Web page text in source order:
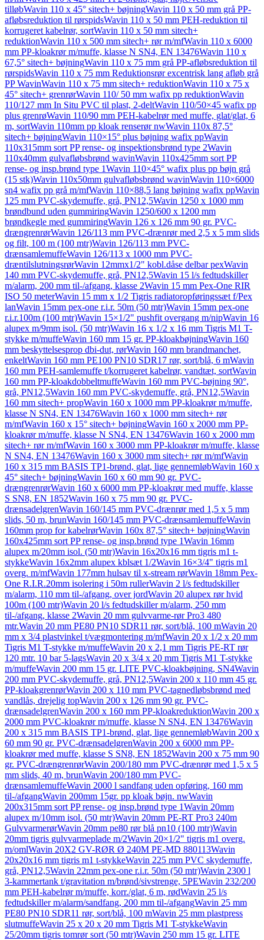
tilløbWavin 110 x 45° sitech+ bøjningWavin 110 x 50 mm grå PP-
afløbsreduktion til rørspidsWavin 110 x 50 mm PEH-reduktion til
korrugeret kabelrør, sortWavin 110 x 50 mm sitech+
reduktionWavin 110 x 500 mm sitech+ rør m/mfWavin 110 x 6000
mm PP-kloakrør m/muffe, klasse N SN4, EN 13476Wavin 110 x
67,5° sitech+ bøjningWavin 110 x 75 mm grå PP-afløbsreduktion til
rørspidsWavin 110 x 75 mm Reduktionsrør excentrisk lang afløb grå
PP WavinWavin 110 x 75 mm sitech+ reduktionWavin 110 x 75 x
45° sitech+ grenrørWavin 110/ 50 mm wafix pp reduktionWavin
110/127 mm In Situ PVC til plast, 2-deltWavin 110/50×45 wafix pp
plus grenrøWavin 110/90 mm PEH-kabelrør med muffe, glat/glat, 6
m, sortWavin 110mm pp kloak renserør nwWavin 110x 87,5°
sitech+ bøjningWavin 110×15° plus bøjning wafix ppWavin
110x315mm sort PP rense- og inspektionsbrønd type 2Wavin
110x40mm gulvafløbsbrønd wavinWavin 110x425mm sort PP
rense- og insp.brønd type 1Wavin 110×45° wafix plus pp bøjn grå
(15 stk)Wavin 110x50mm gulvafløbsbrønd wavinWavin 110×6000
sn4 wafix pp grå m/mfWavin 110×88,5 lang bøjning wafix ppWavin
125 mm PVC-skydemuffe, grå, PN12,5Wavin 1250 x 1000 mm
brøndbund uden gummiringWavin 1250/600 x 1200 mm
brøndkegle med gummiringWavin 126 x 126 mm 90 gr. PVC-
drængrenrørWavin 126/113 mm PVC-drænrør med 2,5 x 5 mm slids
og filt, 100 m (100 mtr)Wavin 126/113 mm PVC-
drænsamlemuffeWavin 126/113 x 1000 mm PVC-
dræntilslutningsrørWavin 12mmx1/2" kobl.dåse delbar pexWavin
140 mm PVC-skydemuffe, grå, PN12,5Wavin 15 l/s fedtudskiller
m/alarm, 200 mm til-/afgang, klasse 2Wavin 15 mm Pex-One RIR
ISO 50 meterWavin 15 mm x 1/2 Tigris radiatoropføringssæt f/Pex
lanWavin 15mm pex-one r.i.r. 50m (50 mtr)Wavin 15mm pex-one
r.i.r.100m (100 mtr)Wavin 15×1/2" pushfit overgang m/nipWavin 16
alupex m/9mm isol. (50 mtr)Wavin 16 x 1/2 x 16 mm Tigris M1 T-
stykke m/muffeWavin 160 mm 15 gr. PP-kloakbøjningWavin 160
mm beskyttelsesprop dbi-dut, rørWavin 160 mm brandmanchet,
enkeltWavin 160 mm PE100 PN10 SDR17 rør, sort/blå, 6 mWavin
160 mm PEH-samlemuffe t/korrugeret kabelrør, vandtæt, sortWavin
160 mm PP-kloakdobbeltmuffeWavin 160 mm PVC-bøjning 90°,
grå, PN12,5Wavin 160 mm PVC-skydemuffe, grå, PN12,5Wavin
160 mm sitech+ propWavin 160 x 1000 mm PP-kloakrør m/muffe,
klasse N SN4, EN 13476Wavin 160 x 1000 mm sitech+ rør
m/mfWavin 160 x 15° sitech+ bøjningWavin 160 x 2000 mm PP-
kloakrør m/muffe, klasse N SN4, EN 13476Wavin 160 x 2000 mm
sitech+ rør m/mfWavin 160 x 3000 mm PP-kloakrør m/muffe, klasse
N SN4, EN 13476Wavin 160 x 3000 mm sitech+ rør m/mfWavin
160 x 315 mm BASIS TP1-brønd, glat, lige gennemløbWavin 160 x
45° sitech+ bøjningWavin 160 x 60 mm 90 gr. PVC-
drængrenrørWavin 160 x 6000 mm PP-kloakrør med muffe, klasse
S SN8, EN 1852Wavin 160 x 75 mm 90 gr. PVC-
drænsadelgrenWavin 160/145 mm PVC-drænrør med 1,5 x 5 mm
slids, 50 m, brunWavin 160/145 mm PVC-drænsamlemuffeWavin
160mm prop for kabelrørWavin 160x 87,5° sitech+ bøjningWavin
160x425mm sort PP rense- og insp.brønd type 1Wavin 16mm
alupex m/20mm isol. (50 mtr)Wavin 16x20x16 mm tigris m1 t-
stykkeWavin 16x2mm alupex kblsæt 1/2Wavin 16×3/4" tigris m1
overg. m/mfWavin 177mm hulsav til x-stream rørWavin 18mm Pex-
One R.I.R.20mm isolering i 50m rullerWavin 2 l/s fedtudskiller
m/alarm, 110 mm til-/afgang, over jordWavin 20 alupex rør hvid
100m (100 mtr)Wavin 20 l/s fedtudskiller m/alarm, 250 mm
til-/afgang, klasse 2Wavin 20 mm gulvvarme-rør Pro3 480
mtr.Wavin 20 mm PE80 PN10 SDR11 rør, sort/blå, 100 mWavin 20
mm x 3/4 plastvinkel t/vægmontering m/mfWavin 20 x 1/2 x 20 mm
Tigris M1 T-stykke m/muffeWavin 20 x 2,1 mm Tigris PE-RT rør
120 mtr. 10 bar 5-lagsWavin 20 x 3/4 x 20 mm Tigris M1 T-stykke
m/muffeWavin 200 mm 15 gr. LITE PVC-kloakbøjning, SN4Wavin
200 mm PVC-skydemuffe, grå, PN12,5Wavin 200 x 110 mm 45 gr.
PP-kloakgrenrørWavin 200 x 110 mm PVC-tagnedløbsbrønd med
vandlås, drejelig topWavin 200 x 126 mm 90 gr. PVC-
drænsadelgrenWavin 200 x 160 mm PP-kloakreduktionWavin 200 x
2000 mm PVC-kloakrør m/muffe, klasse N SN4, EN 13476Wavin
200 x 315 mm BASIS TP1-brønd, glat, lige gennemløbWavin 200 x
60 mm 90 gr. PVC-drænsadelgrenWavin 200 x 6000 mm PP-
kloakrør med muffe, klasse S SN8, EN 1852Wavin 200 x 75 mm 90
gr. PVC-drængrenrørWavin 200/180 mm PVC-drænrør med 1,5 x 5
mm slids, 40 m, brunWavin 200/180 mm PVC-
drænsamlemuffeWavin 2000 l sandfang uden opføring, 160 mm
til-/afgangWavin 200mm 15gr. pp kloak bøjn. nwWavin
200x315mm sort PP rense- og insp.brønd type 1Wavin 20mm
alupex m/10mm isol. (50 mtr)Wavin 20mm PE-RT Pro3 240m
GulvvarmerørWavin 20mm pe80 rør blå pn10 (100 mtr)Wavin
20mm tigris gulvvarmeplade m/2Wavin 20×1/2" tigris m1 overg.
m/omlWavin 20X2 GV-RØR Ø 240M PE-MD 880113Wavin
20x20x16 mm tigris m1 t-stykkeWavin 225 mm PVC skydemuffe,
grå, PN12,5Wavin 22mm pex-one r.i.r. 50m (50 mtr)Wavin 2300 l
3-kammertank t/gravitation m/brønd/sivstrenge, 5PEWavin 232/200
mm PEH-kabelrør m/muffe, korr./glat, 6 m, rødWavin 25 l/s
fedtudskiller m/alarm/sandfang, 200 mm til-/afgangWavin 25 mm
PE80 PN10 SDR11 rør, sort/blå, 100 mWavin 25 mm plastpress
slutmuffeWavin 25 x 20 x 20 mm Tigris M1 T-stykkeWavin
25/20mm tigris tomrør sort (50 mtr)Wavin 250 mm 15 gr. LITE